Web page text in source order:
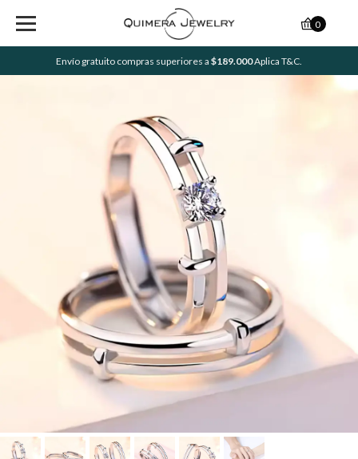
Envío gratuito compras superiores a $189.000Aplica T&C.
0